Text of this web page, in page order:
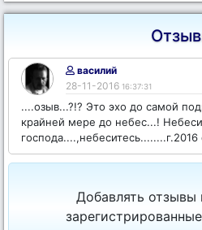
василий
28-11-2016 16:37:31
....озыв...?!? Это эхо до самой
крайней мере до небес...!
господа....,небеситесь........г.2016
Добавлять отзывы